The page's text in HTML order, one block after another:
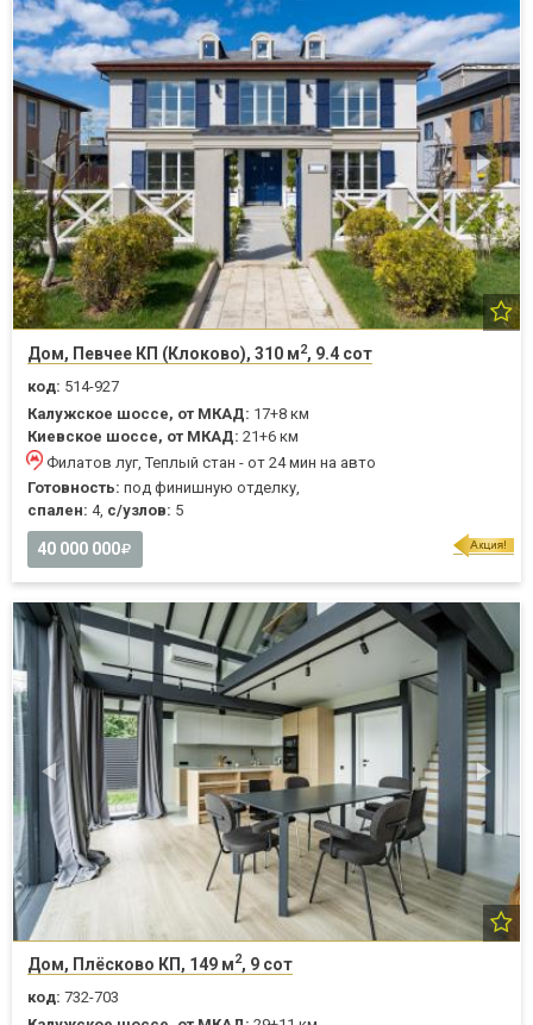
Дом, Певчее КП (Клоково), 310 м2, 9.4 сот
код: 514-927
Калужское шоссе, от МКАД: 17+8 км
Киевское шоссе, от МКАД: 21+6 км
Филатов луг, Теплый стан - от 24 мин на авто
Готовность: под финишную отделку,
спален: 4, с/узлов: 5
40 000 000
Дом, Плёсково КП, 149 м2, 9 сот
код: 732-703